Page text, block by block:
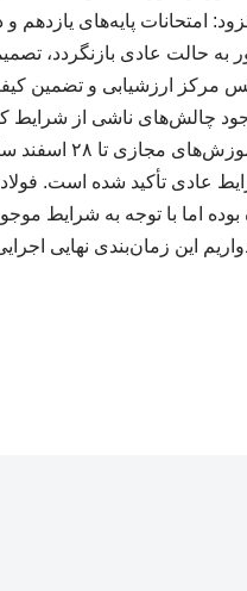
عادی بازنگردد،
مرکز ارزشیابی و تضمین
چالش‌های ناشی از شرایط
عادی تأکید شده است.
این زمان‌بندی نهایی